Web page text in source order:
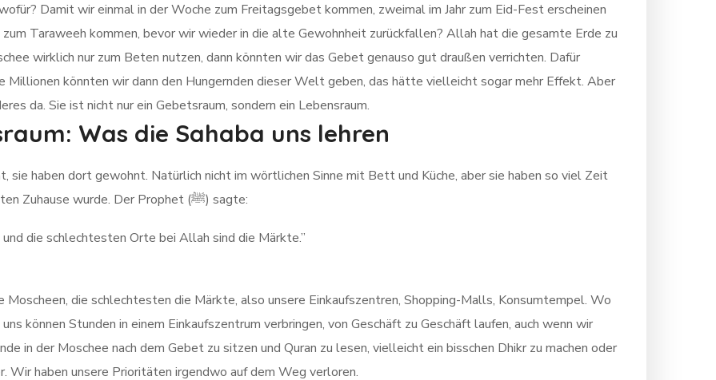
Damit wir einmal in der Woche zum Freitagsgebet kommen, zweimal im Jahr zum Eid-Fest erscheinen
Taraweeh kommen, bevor wir wieder in die alte Gewohnheit zurückfallen? Allah hat die gesamte Erde zu
wirklich nur zum Beten nutzen, dann könnten wir das Gebet genauso gut draußen verrichten. Dafür
Millionen könnten wir dann den Hungernden dieser Welt geben, das hätte vielleicht sogar mehr Effekt. Aber
da. Sie ist nicht nur ein Gebetsraum, sondern ein Lebensraum.
Was die Sahaba uns lehren
sie haben dort gewohnt. Natürlich nicht im wörtlichen Sinne mit Bett und Küche, aber sie haben so viel Zeit
dort verbracht, dass die Moschee zu ihrem zweiten Zuhause wurde. Der Prophet (ﷺ) sagte:
die schlechtesten Orte bei Allah sind die Märkte.”
Moscheen, die schlechtesten die Märkte, also unsere Einkaufszentren, Shopping-Malls, Konsumtempel. Wo
können Stunden in einem Einkaufszentrum verbringen, von Geschäft zu Geschäft laufen, auch wenn wir
in der Moschee nach dem Gebet zu sitzen und Quran zu lesen, vielleicht ein bisschen Dhikr zu machen oder
Wir haben unsere Prioritäten irgendwo auf dem Weg verloren.